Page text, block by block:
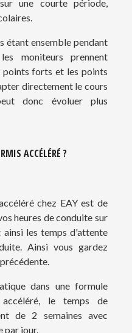
une courte période,
étant ensemble pendant
moniteurs prennent
forts et les points
directement le cours
donc évoluer plus
ACCÉLÉRÉ ?
chez EAY est de
heures de conduite sur
les temps d'attente
Ainsi vous gardez
dans une formule
le temps de
de 2 semaines avec
par jour.